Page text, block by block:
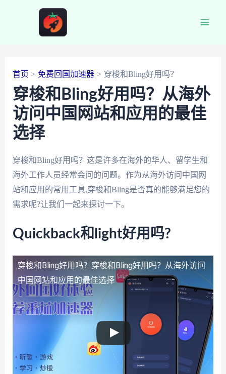
首页 免费回国加速器 穿梭和Bling好用吗？
穿梭和Bling好用吗？从海外
访问中国网站和应用的最佳
选择
穿梭和Bling好用吗？这是许多在海外的华人、留学生和
海外工作人员经常会问的问题。作为从海外访问中国网
站和应用的常用工具,穿梭和Bling是否真的能够满足您的
需求呢?让我们一起来探讨一下。
Quickback和light好用吗?
穿梭和Bling好用吗？ 穿梭和Bling好用吗？从海外访问
中国网站和应用的最佳选择